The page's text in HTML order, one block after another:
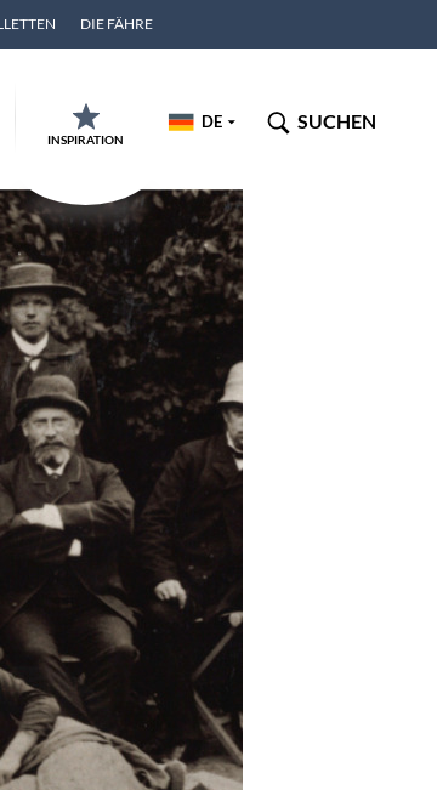
DIE FÄHRE
DE SUCHEN
INSPIRATION